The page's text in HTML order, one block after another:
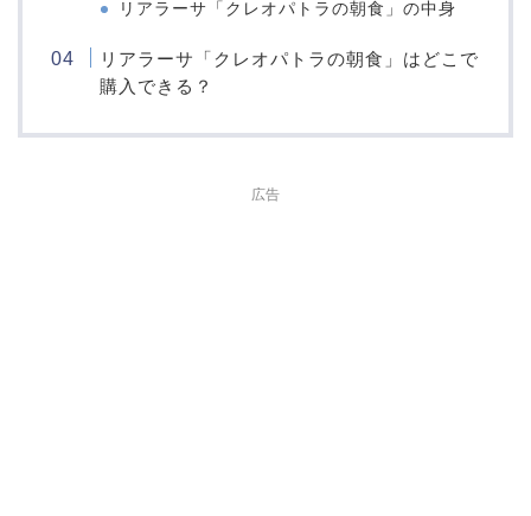
リアラーサ「クレオパトラの朝食」の中身
リアラーサ「クレオパトラの朝食」はどこで
購入できる？
広告